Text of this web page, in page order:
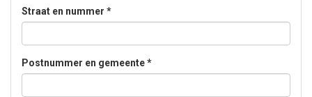
Straat en nummer *
Postnummer en gemeente*